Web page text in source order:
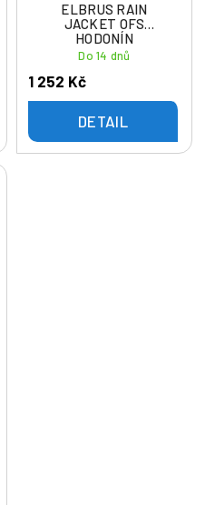
ELBRUS RAIN
JACKET OFS
HODONÍN
Do 14 dnů
1 252 Kč
DETAIL